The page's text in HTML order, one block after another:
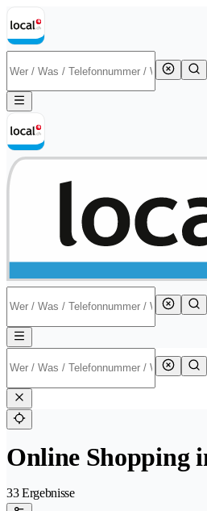
Online Shopping
33 Ergebnisse